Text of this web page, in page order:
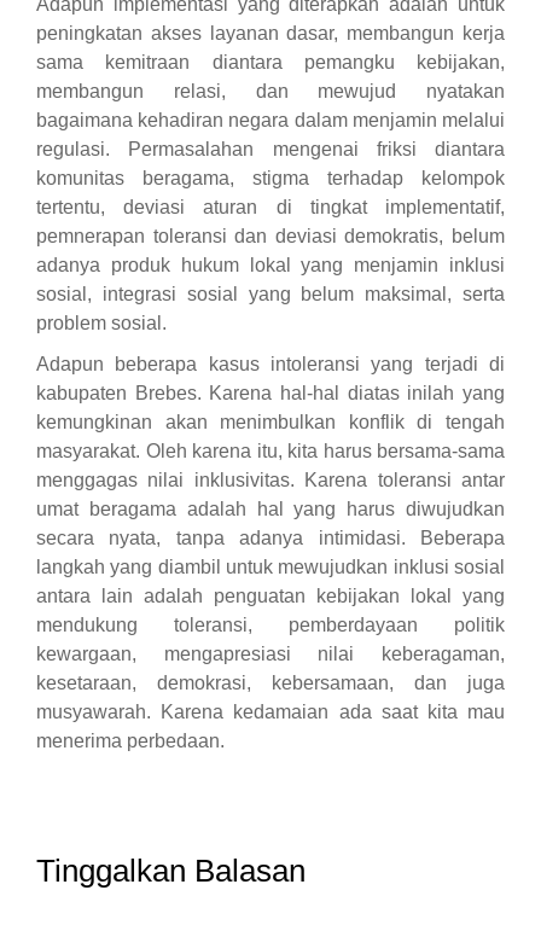
Adapun implementasi yang diterapkan adalah untuk
peningkatan akses layanan dasar, membangun kerja
sama kemitraan diantara pemangku kebijakan,
membangun relasi, dan mewujud nyatakan
bagaimana kehadiran negara dalam menjamin melalui
regulasi. Permasalahan mengenai friksi diantara
komunitas beragama, stigma terhadap kelompok
tertentu, deviasi aturan di tingkat implementatif,
pemnerapan toleransi dan deviasi demokratis, belum
adanya produk hukum lokal yang menjamin inklusi
sosial, integrasi sosial yang belum maksimal, serta
problem sosial.
Adapun beberapa kasus intoleransi yang terjadi di
kabupaten Brebes. Karena hal-hal diatas inilah yang
kemungkinan akan menimbulkan konflik di tengah
masyarakat. Oleh karena itu, kita harus bersama-sama
menggagas nilai inklusivitas. Karena toleransi antar
umat beragama adalah hal yang harus diwujudkan
secara nyata, tanpa adanya intimidasi. Beberapa
langkah yang diambil untuk mewujudkan inklusi sosial
antara lain adalah penguatan kebijakan lokal yang
mendukung toleransi, pemberdayaan politik
kewargaan, mengapresiasi nilai keberagaman,
kesetaraan, demokrasi, kebersamaan, dan juga
musyawarah. Karena kedamaian ada saat kita mau
menerima perbedaan.
Tinggalkan Balasan